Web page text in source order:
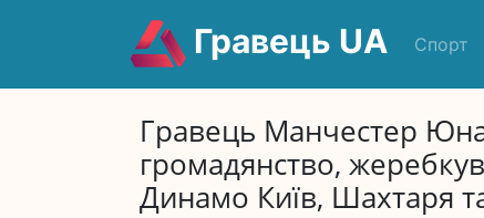
Гравець UA Спорт
Гравець Манчестер
громадянство,
Динамо Київ, Шахтаря